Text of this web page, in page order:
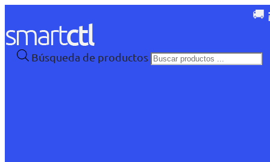
🚚
Búsqueda de productos